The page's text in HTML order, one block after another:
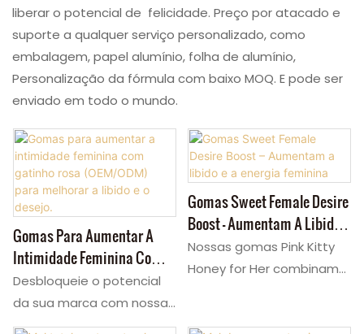
liberar o potencial de felicidade. Preço por atacado e
suporte a qualquer serviço personalizado, como
embalagem, papel alumínio, folha de alumínio,
Personalização da fórmula com baixo MOQ. E pode ser
enviado em todo o mundo.
Gomas Para Aumentar A
Intimidade Feminina Com
Gatinho Rosa (OEM/ODM)
Para Melhorar A Libido E O
Desejo.
Desbloqueie o potencial
da sua marca com nossas
gomas para libido
Gomas Sweet Female Desire
Boost – Aumentam A Libido E
A Energia Feminina
Nossas gomas Pink Kitty
Honey for Her combinam